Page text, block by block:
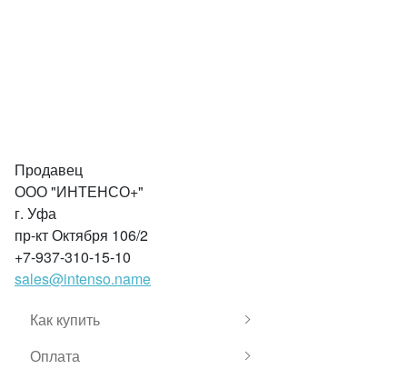
Продавец
ООО "ИНТЕНСО+"
г. Уфа
пр-кт Октября 106/2
+7-937-310-15-10
sales@intenso.name
Как купить
Оплата